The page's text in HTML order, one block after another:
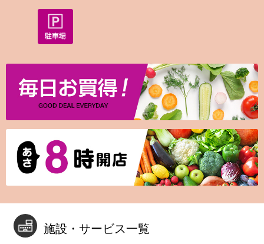
施設・サービス一覧